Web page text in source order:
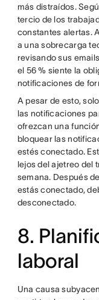
más distraídos.
tercio de los
constantes alertas.
a una sobrecarga
revisando sus
el 56 % siente la
notificaciones de
A pesar de esto,
las notificaciones
ofrezcan una
bloquear las
estés conectado.
lejos del ajetreo del
semana. Después
estás conectado,
desconectado.
8.
laboral
Una causa